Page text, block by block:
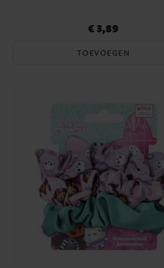
Prijs:€ 3,89
€ 3,89
TOEVOEGEN